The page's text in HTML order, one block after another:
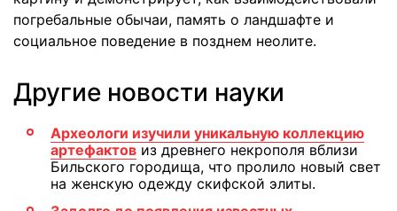
погребальные обычаи, память о ландшафте и
социальное поведение в позднем неолите.
Другие новости науки
Археологи изучили уникальную коллекцию
артефактов из древнего некрополя вблизи
Бильского городища, что пролило новый свет
на женскую одежду скифской элиты.